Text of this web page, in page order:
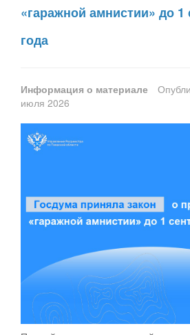
«гаражной амнистии» до 1
года
Информация о материале
июля 2026